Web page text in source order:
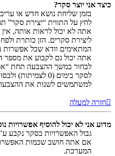
כיצד אני יוצר סקר?
בזמן שליחת נושא חדש או
לחץ על התווית “יצירת
אתה לא יכול לראות אותה,
ליצירת סקרים. הזן כותרת
המתאימים וודא שכל
אתה יכול גם לקבוע את מספר
לבחור במשך ההצבעה תחת
לסקר בימים (0
למשתמשים לשנות את
חזרה למעלה
מדוע אני לא יכול להוסיף אפשרויות
גבול האפשרויות בסקר נקבע
אם אתה חושב שכמות
המערכת.